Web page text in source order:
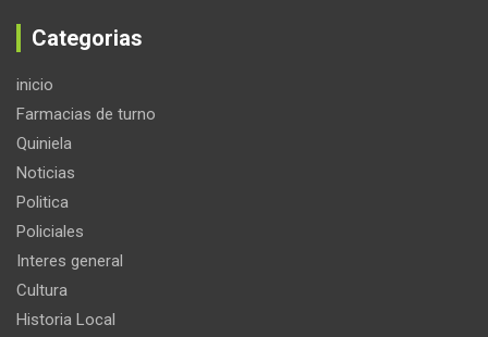
Categorias
inicio
Farmacias de turno
Quiniela
Noticias
Politica
Policiales
Interes general
Cultura
Historia Local